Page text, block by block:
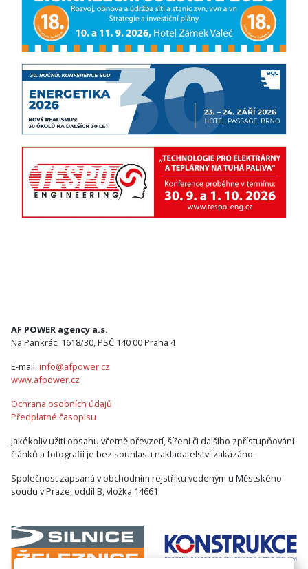
AF POWER agency a.s.
Na Pankráci 1618/30, PSČ 140 00 Praha 4
E-mail: info@afpower.cz
www.afpower.cz
Ochrana osobních údajů
Předplatné časopisu
Jakékoliv užití obsahu včetně převzetí, šíření či dalšího zpřístupňování
článků a fotografií je bez souhlasu nakladatelství zakázáno.
Společnost zapsaná v obchodním rejstříku vedeným u Městského
soudu v Praze, oddíl B, vložka 14661.